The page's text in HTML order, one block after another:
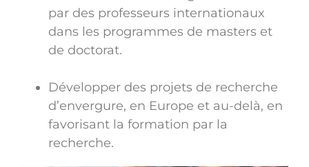
par des professeurs internationaux
dans les programmes de masters et
de doctorat.
Développer des projets de recherche
d’envergure, en Europe et au-delà, en
favorisant la formation par la
recherche.